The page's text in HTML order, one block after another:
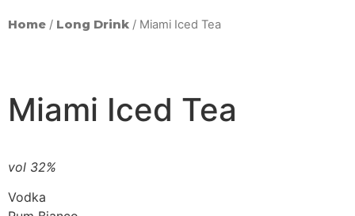
Home / Long Drink / Miami Iced Tea
Miami Iced Tea
vol 32%
Vodka